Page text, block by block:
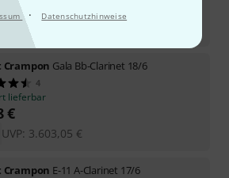
· Datenschutzhinweise
UVP:3.381,08
Gala Bb-Clarinet 18/6
4
lieferbar
€
UVP: 3.603,05 €
E-11 A-Clarinet 17/6